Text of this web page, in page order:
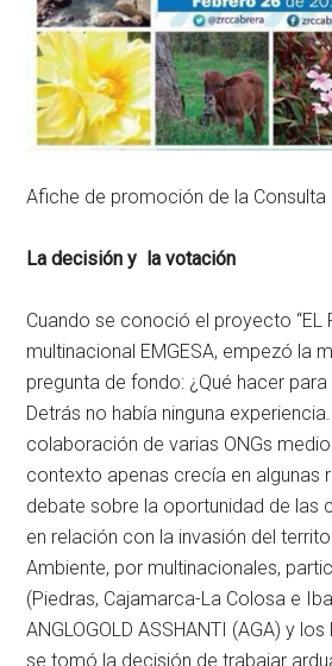
Afiche de promoción de la Consulta
La decisión y la votación
Cuando se conoció el proyecto “EL
multinacional EMGESA, empezó la
pregunta de fondo: ¿Qué hacer para
Detrás no había ninguna
colaboración de varias ONGs
contexto apenas crecía en algunas
debate sobre la oportunidad de las
en relación con la invasión del
Ambiente, por multinacionales,
(Piedras, Cajamarca-La Colosa e
ANGLOGOLD ASSHANTI (AGA) y
se tomó la decisión de trabajar